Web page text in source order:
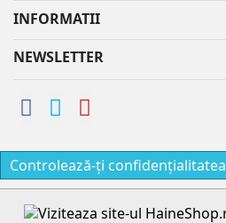
INFORMATII
NEWSLETTER
Controlează-ți confidențialitatea